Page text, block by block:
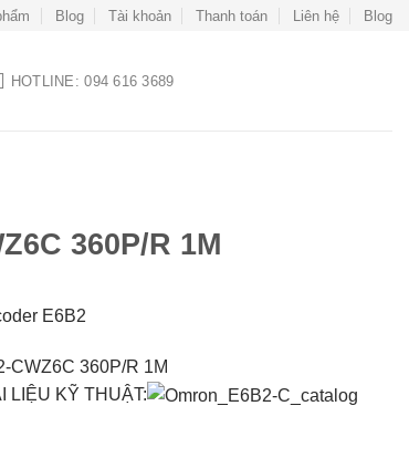
Blog Tài khoản Thanh toán Liên hệ Blog
HOTLINE: 094 616 3689
360P/R 1M
E6B2
CWZ6C 360P/R 1M
LIỆU KỸ THUẬT: